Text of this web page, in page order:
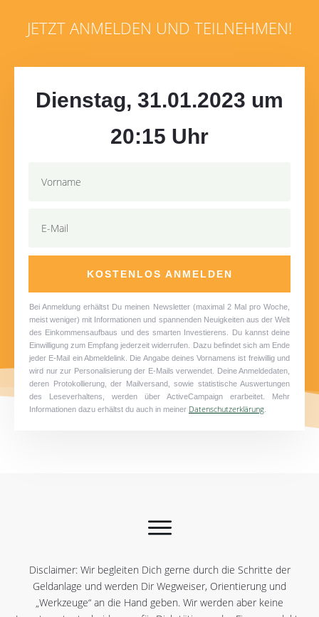
JETZT ANMELDEN UND TEILNEHMEN!
Dienstag, 31.01.2023 um
20:15 Uhr
KOSTENLOS ANMELDEN
Bei Anmeldung erhältst Du meinen Newsletter (maximal 2 Mal pro Woche,
meist weniger) mit Informationen und spannenden Neuigkeiten aus der Welt
des Einkommensaufbaus und des smarten Investierens. Du kannst deine
Einwilligung zum Empfang jederzeit widerrufen. Dazu befindet sich am Ende
jeder E-Mail ein Abmeldelink. Die Angabe deines Vornamens ist freiwillig und
wird nur zur Personalisierung der E-Mails verwendet. Deine Anmeldedaten,
deren Protokollierung, der Mailversand, sowie statistische Auswertungen
des Leseverhaltens, werden über ActiveCampaign erarbeitet. Mehr
Informationen dazu erhältst du auch in meiner Datenschutzerklärung
Disclaimer: Wir begleiten Dich gerne durch die Schritte der
Geldanlage und werden Dir Wegweiser, Orientierung und
„Werkzeuge“ an die Hand geben. Wir werden aber keine